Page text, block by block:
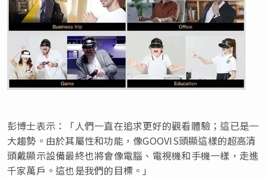
彭博士表示：「人們一直在追求更好的觀看體驗；這已是一
大趨勢。由於其屬性和功能，像GOOVIS頭顯這樣的超高清
頭戴顯示設備最終也將會像電腦、電視機和手機一樣，走進
千家萬戶。這也是我們的目標。」